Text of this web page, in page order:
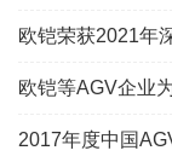
欧铠荣获2021年深
欧铠等AGV企业
2017年度中国